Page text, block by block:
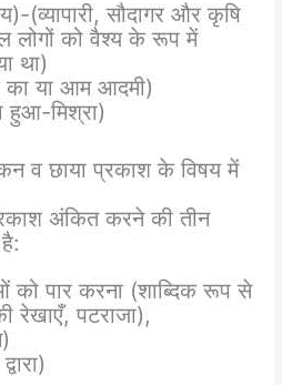
(व्यापारी, सौदागर और कृषि
लोगों को वैश्य के रूप में
था)
का या आम आदमी)
हुआ-मिश्रा)
व छाया प्रकाश के विषय में
अंकित करने की तीन
को पार करना (शाब्दिक रूप से
रेखाएँ, पटराजा),